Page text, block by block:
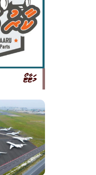
މަޓާޓޯ